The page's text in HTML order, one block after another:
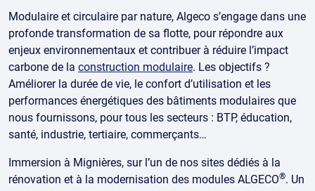
Modulaire et circulaire par nature, Algeco s’engage dans une
profonde transformation de sa flotte, pour répondre aux
enjeux environnementaux et contribuer à réduire l’impact
carbone de la construction modulaire. Les objectifs ?
Améliorer la durée de vie, le confort d’utilisation et les
performances énergétiques des bâtiments modulaires que
nous fournissons, pour tous les secteurs : BTP, éducation,
santé, industrie, tertiaire, commerçants…
Immersion à Mignières, sur l’un de nos sites dédiés à la
rénovation et à la modernisation des modules ALGECO®. Un